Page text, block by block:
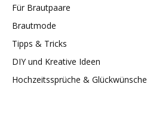
Für Brautpaare
Brautmode
Tipps & Tricks
DIY und Kreative Ideen
Hochzeitssprüche & Glückwünsche